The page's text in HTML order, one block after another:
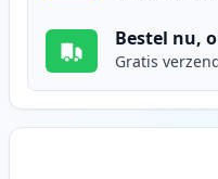
Bestel nu,
Gratis